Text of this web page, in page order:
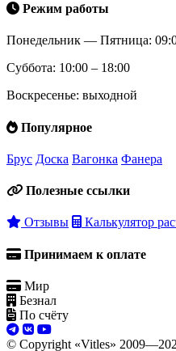
Режим работы
Понедельник — Пятница:
Суббота: 10:00 – 18:00
Воскресенье: выходной
Популярное
Брус Доска Вагонка Фанера
Полезные ссылки
Отзывы Калькулятор
Принимаем к оплате
Мир
Безнал
По счёту
© Copyright «Vitles» 2009—